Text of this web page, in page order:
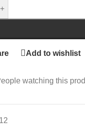
+
Add to wishlist
watching this